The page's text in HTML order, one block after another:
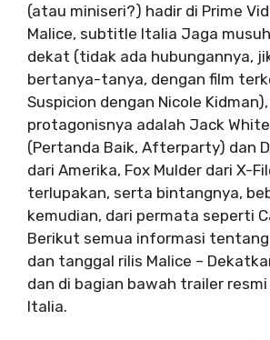
(atau miniseri?) hadir di Prime
Malice, subtitle Italia Jaga
dekat (tidak ada hubungannya,
bertanya-tanya, dengan film
Suspicion dengan Nicole
protagonisnya adalah Jack
(Pertanda Baik, Afterparty) dan
dari Amerika, Fox Mulder dari X-
terlupakan, serta bintangnya,
kemudian, dari permata seperti
Berikut semua informasi
dan tanggal rilis Malice –
dan di bagian bawah trailer
Italia.